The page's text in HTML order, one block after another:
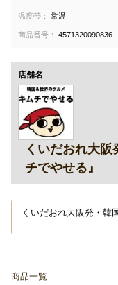
温度帯： 常温
商品番号： 4571320090836
店舗名
くいだおれ大
チでやせる』
くいだおれ大阪発・韓
商品一覧